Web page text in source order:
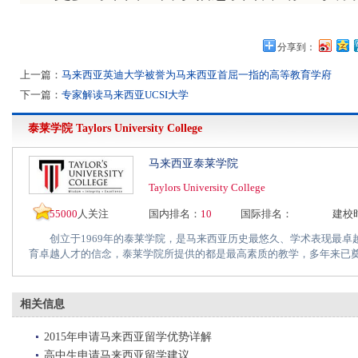
分享到：
上一篇： 马来西亚英迪大学被誉为马来西亚首屈一指的高等教育学府
下一篇： 专家解读马来西亚UCSI大学
泰莱学院 Taylors University College
马来西亚泰莱学院
Taylors University College
55000 人关注 国内排名： 10 国际排名： 建校
创立于1969年的泰莱学院，是马来西亚历史最悠久、学术表现最卓
育卓越人才的信念，泰莱学院所提供的都是最高素质的教学，多年来已
相关信息
2015年申请马来西亚留学优势详解
高中生申请马来西亚留学建议